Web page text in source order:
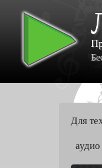
Для